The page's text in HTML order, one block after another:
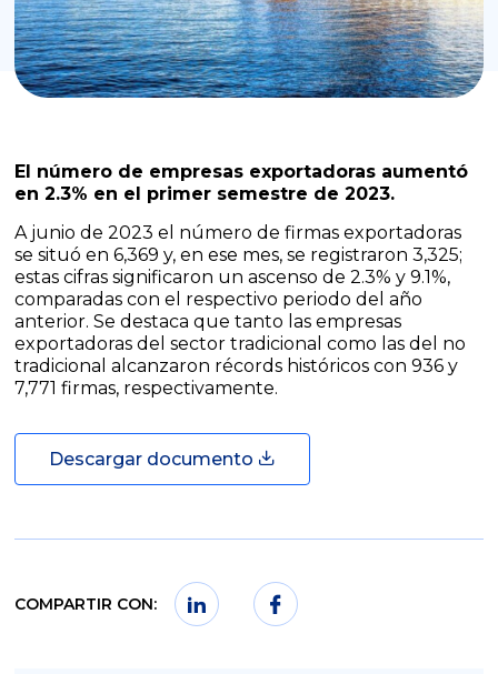
El número de empresas exportadoras aumentó
en 2.3% en el primer semestre de 2023.
A junio de 2023 el número de firmas exportadoras
se situó en 6,369 y, en ese mes, se registraron 3,325;
estas cifras significaron un ascenso de 2.3% y 9.1%,
comparadas con el respectivo periodo del año
anterior. Se destaca que tanto las empresas
exportadoras del sector tradicional como las del no
tradicional alcanzaron récords históricos con 936 y
7,771 firmas, respectivamente.
Descargar documento
COMPARTIR CON: